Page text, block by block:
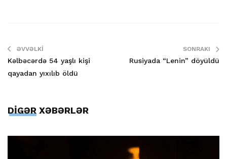
ƏVVƏLKI
Kəlbəcərdə 54 yaşlı kişi
qayadan yıxılıb öldü
SONRAKI
Rusiyada “Lenin” döyüldü
DİGƏR XƏBƏRLƏR